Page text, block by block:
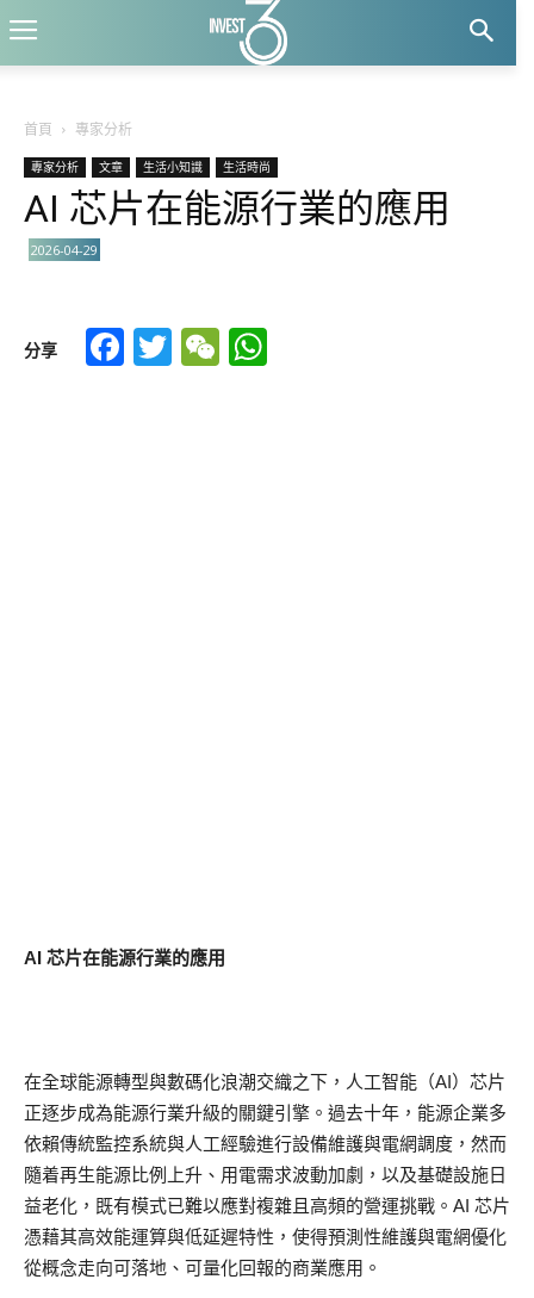
首頁 專家分析
專家分析 文章 生活小知識 生活時尚
AI 芯片在能源行業的應用
2026-04-29
分享 Facebook
TwitterWeChat
AI 芯片在能源行業的應用
在全球能源轉型與數碼化浪潮交織之下，人工智能（AI）芯片
正逐步成為能源行業升級的關鍵引擎。過去十年，能源企業多
依賴傳統監控系統與人工經驗進行設備維護與電網調度，然而
隨着再生能源比例上升、用電需求波動加劇，以及基礎設施日
益老化，既有模式已難以應對複雜且高頻的營運挑戰。AI 芯片
憑藉其高效能運算與低延遲特性，使得預測性維護與電網優化
從概念走向可落地、可量化回報的商業應用。